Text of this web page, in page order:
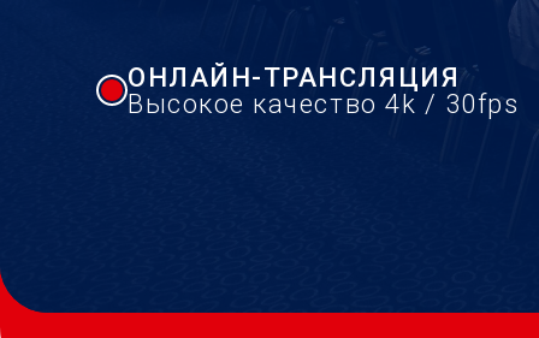
ОНЛАЙН-ТРАНСЛЯЦИЯ
Высокое качество 4k / 30fps